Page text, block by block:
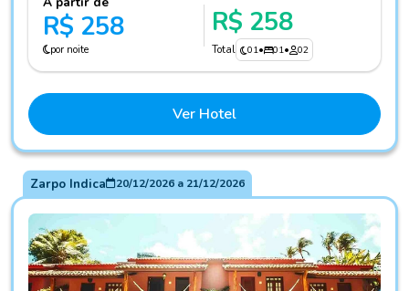
R$ 258
por noite
R$ 258
Total 01• 01• 02
Ver Hotel
Zarpo Indica 20/12/2026a 21/12/2026